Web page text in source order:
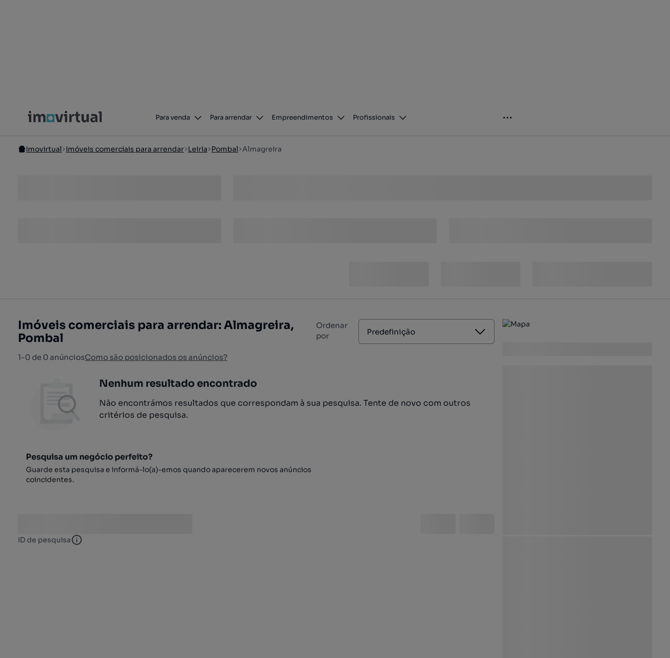
Para venda Para arrendar Empreendimentos Profissionais
Imovirtual Imóveis comerciais para arrendar Leiria Pombal Almagreira
Imóveis comerciais para arrendar: Almagreira,
Pombal
1-0 de 0 anúnciosComo são posicionados os anúncios?
Ordenar
por
Predefinição
Nenhum resultado encontrado
Não encontrámos resultados que correspondam à sua pesquisa. Tente de novo com outros
critérios de pesquisa.
Pesquisa um negócio perfeito?
Guarde esta pesquisa e informá-lo(a)-emos quando aparecerem novos anúncios
coincidentes.
ID de pesquisa ID de pesquisa